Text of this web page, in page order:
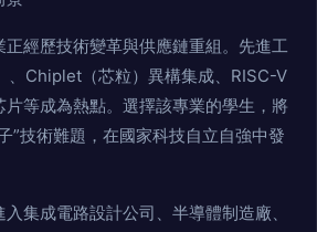
經歷技術變革與供應鏈重組。先進工
、Chiplet（芯粒）異構集成、RISC-V
等成為熱點。選擇該專業的學生，將
”技術難題，在國家科技自立自強中發
集成電路設計公司、半導體制造廠、